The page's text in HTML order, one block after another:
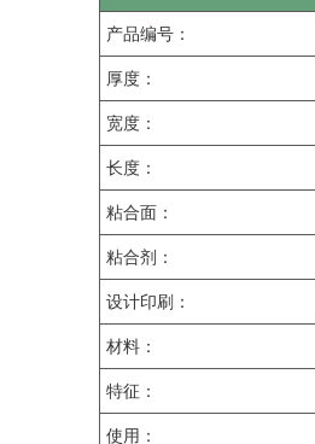
产品编号：
厚度：
宽度：
长度：
粘合面：
粘合剂：
设计印刷：
材料：
特征：
使用：